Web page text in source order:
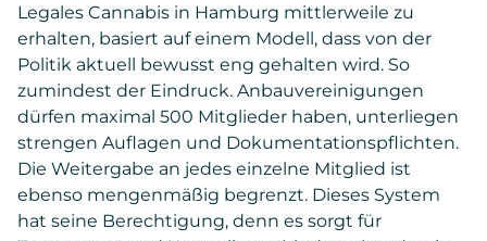
Legales Cannabis in Hamburg mittlerweile zu
erhalten, basiert auf einem Modell, dass von der
Politik aktuell bewusst eng gehalten wird. So
zumindest der Eindruck. Anbauvereinigungen
dürfen maximal 500 Mitglieder haben, unterliegen
strengen Auflagen und Dokumentationspflichten.
Die Weitergabe an jedes einzelne Mitglied ist
ebenso mengenmäßig begrenzt. Dieses System
hat seine Berechtigung, denn es sorgt für